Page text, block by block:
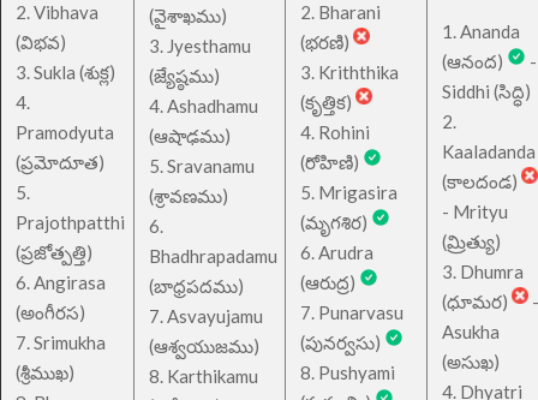
2. Vibhava
(విభవ)
3. Sukla (శుక్ల)
4.
Pramodyuta
(ప్రమోదూత)
5.
Prajothpatthi
(ప్రజోత్పత్తి)
6. Angirasa
(అంగీరస)
7. Srimukha
(శ్రీముఖ)
(వైశాఖము)
3. Jyesthamu
(జ్యేష్ఠము)
4. Ashadhamu
(ఆషాఢము)
5. Sravanamu
(శ్రావణము)
6.
Bhadhrapadamu
(బాధ్రపదము)
7. Asvayujamu
(ఆశ్వయుజము)
8. Karthikamu
2. Bharani
(భరణి)
3. Kriththika
(కృత్తిక)
4. Rohini
(రోహిణి)
5. Mrigasira
(మృగశిర)
6. Arudra
(ఆరుద్ర)
7. Punarvasu
(పునర్వసు)
8. Pushyami
1. Ananda
(ఆనంద)
-
Siddhi (సిద్ధి)
2.
Kaaladanda
(కాలదండ)
- Mrityu
(మ్రిత్యు)
3. Dhumra
(ధూమర)
-
Asukha
(అసుఖ)
4. Dhyatri